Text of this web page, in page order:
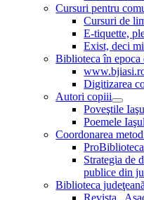
Cursuri pentru
Cursuri de
E-tiquette,
Exist, deci
Biblioteca în epoca
Digitizarea
Autori copiii
Poveştile
Poemele
Coordonarea
ProBiblioteca
Strategia de
publice din
Biblioteca
Revista